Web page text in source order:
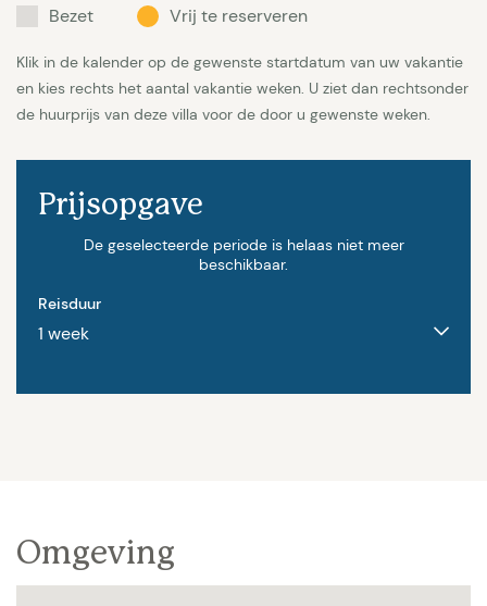
Bezet Vrij te reserveren
Klik in de kalender op de gewenste startdatum van uw vakantie
en kies rechts het aantal vakantie weken. U ziet dan rechtsonder
de huurprijs van deze villa voor de door u gewenste weken.
Prijsopgave
De geselecteerde periode is helaas niet meer
beschikbaar.
Reisduur
Omgeving